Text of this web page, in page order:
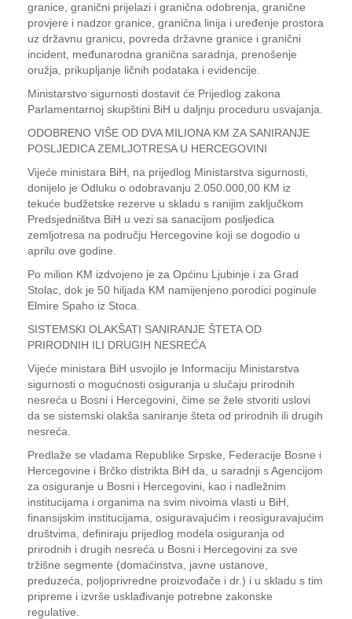
granice, granični prijelazi i granična odobrenja, granične
provjere i nadzor granice, granična linija i uređenje prostora
uz državnu granicu, povreda državne granice i granični
incident, međunarodna granična saradnja, prenošenje
oružja, prikupljanje ličnih podataka i evidencije.
Ministarstvo sigurnosti dostavit će Prijedlog zakona
Parlamentarnoj skupštini BiH u daljnju proceduru usvajanja.
ODOBRENO VIŠE OD DVA MILIONA KM ZA SANIRANJE
POSLJEDICA ZEMLJOTRESA U HERCEGOVINI
Vijeće ministara BiH, na prijedlog Ministarstva sigurnosti,
donijelo je Odluku o odobravanju 2.050.000,00 KM iz
tekuće budžetske rezerve u skladu s ranijim zaključkom
Predsjedništva BiH u vezi sa sanacijom posljedica
zemljotresa na području Hercegovine koji se dogodio u
aprilu ove godine.
Po milion KM izdvojeno je za Općinu Ljubinje i za Grad
Stolac, dok je 50 hiljada KM namijenjeno porodici poginule
Elmire Spaho iz Stoca.
SISTEMSKI OLAKŠATI SANIRANJE ŠTETA OD
PRIRODNIH ILI DRUGIH NESREĆA
Vijeće ministara BiH usvojilo je Informaciju Ministarstva
sigurnosti o mogućnosti osiguranja u slučaju prirodnih
nesreća u Bosni i Hercegovini, čime se žele stvoriti uslovi
da se sistemski olakša saniranje šteta od prirodnih ili drugih
nesreća.
Predlaže se vladama Republike Srpske, Federacije Bosne i
Hercegovine i Brčko distrikta BiH da, u saradnji s Agencijom
za osiguranje u Bosni i Hercegovini, kao i nadležnim
institucijama i organima na svim nivoima vlasti u BiH,
finansijskim institucijama, osiguravajućim i reosiguravajućim
društvima, definiraju prijedlog modela osiguranja od
prirodnih i drugih nesreća u Bosni i Hercegovini za sve
tržišne segmente (domaćinstva, javne ustanove,
preduzeća, poljoprivredne proizvođače i dr.) i u skladu s tim
pripreme i izvrše usklađivanje potrebne zakonske
regulative.